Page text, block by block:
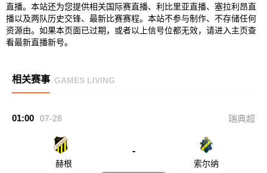
直播。本站还为您提供相关国际赛直播、利比里亚直播、塞拉利昂直
播以及两队历史交锋、最新比赛赛程。本站不参与制作、不存储任何
资源由。如果本页面已过期，或者以上信号位都无效，请进入主页查
看最新直播新号。
相关赛事 GAMES LIVING
01:00 07-28 瑞典超
赫根
-
索尔纳